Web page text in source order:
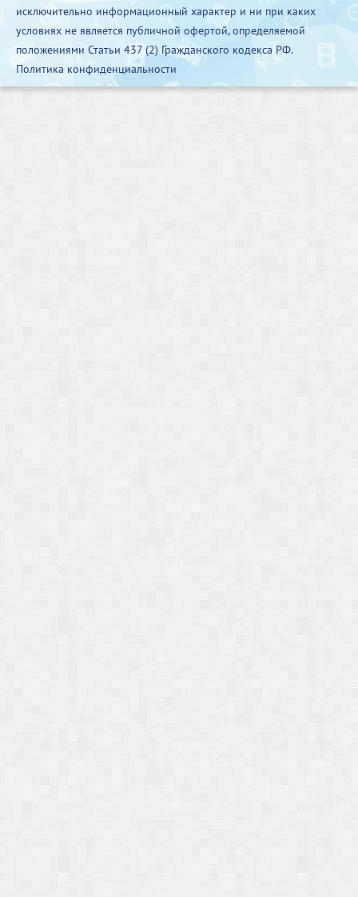
исключительно информационный характер и ни при каких
условиях не является публичной офертой, определяемой
положениями Статьи 437 (2) Гражданского кодекса РФ.
Политика конфиденциальности